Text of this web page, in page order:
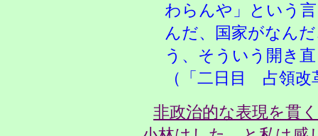
わらんや」という
んだ、国家がなん
う、そういう開き
（「二日目 占領
非政治的な表現を貫